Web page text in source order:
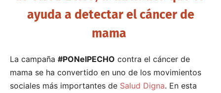
ayuda a detectar el cáncer de
mama
La campaña #PONelPECHO contra el cáncer de
mama se ha convertido en uno de los movimientos
sociales más importantes de Salud Digna. En esta